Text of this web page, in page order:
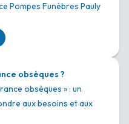
Pompes Funèbres Pauly
obsèques ?
obsèques » : un
aux besoins et aux